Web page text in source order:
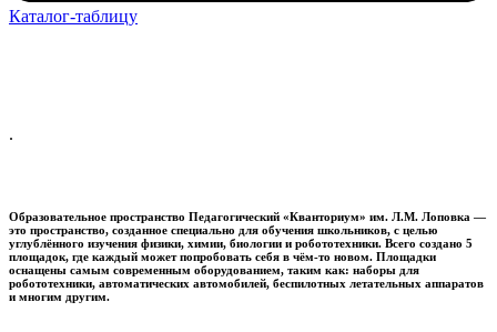
Каталог-таблицу
.
Образовательное пространство Педагогический «Кванториум» им. Л.М. Лоповка —
это пространство, созданное специально для обучения школьников, с целью
углублённого изучения физики, химии, биологии и робототехники. Всего создано 5
площадок, где каждый может попробовать себя в чём-то новом. Площадки
оснащены самым современным оборудованием, таким как: наборы для
робототехники, автоматических автомобилей, беспилотных летательных аппаратов
и многим другим.